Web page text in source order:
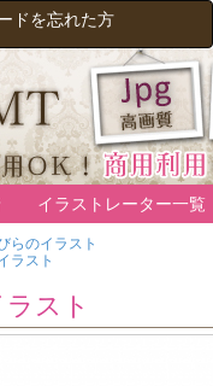
ドを忘れた方
イラストレーター一覧
らのイラスト
ラスト
スト